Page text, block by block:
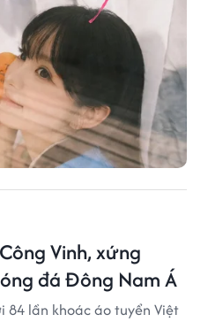
Vinh, xứng
đá Đông Nam Á
84 lần khoác áo tuyển Việt